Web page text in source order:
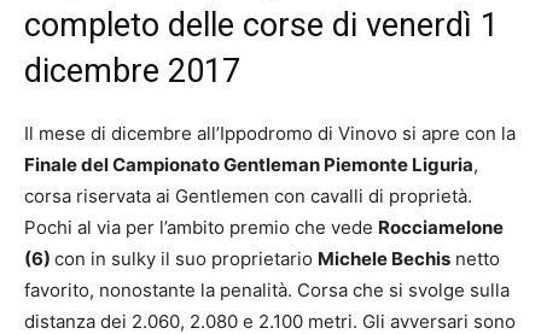
completo delle corse di venerdì 1
dicembre 2017
Il mese di dicembre all’Ippodromo di Vinovo si apre con la
Finale del Campionato Gentleman Piemonte Liguria,
corsa riservata ai Gentlemen con cavalli di proprietà.
Pochi al via per l’ambito premio che vede Rocciamelone
(6) con in sulky il suo proprietario Michele Bechis netto
favorito, nonostante la penalità. Corsa che si svolge sulla
distanza dei 2.060, 2.080 e 2.100 metri. Gli avversari sono